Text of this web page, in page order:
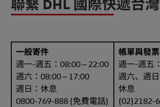
聯繫 DHL 國際快遞台
一般寄件
週一-週五：08:00 – 22:00
週六：08:00 – 17:00
週日：休息
0800-769-888 (免費電話)
帳單與發
週一-週五
週六、週
休息
(02)2182-